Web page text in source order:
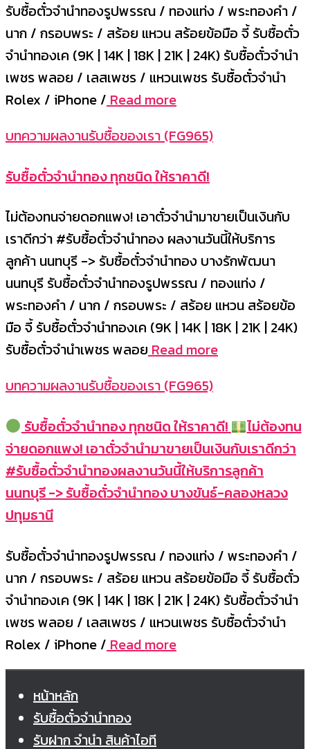
รับซื้อตั๋วจำนำทองรูปพรรณ / ทองแท่ง / พระทองคำ /
นาก / กรอบพระ / สร้อย แหวน สร้อยข้อมือ จี้ รับซื้อตั๋ว
จำนำทองเค (9K | 14K | 18K | 21K | 24K) รับซื้อตั๋วจำนำ
เพชร พลอย / เลสเพชร / แหวนเพชร รับซื้อตั๋วจำนำ
Rolex / iPhone /Read more
บทความผลงานรับซื้อของเรา (FG965)
รับซื้อตั๋วจำนำทอง ทุกชนิด ให้ราคาดี!
ไม่ต้องทนจ่ายดอกแพง! เอาตั๋วจำนำมาขายเป็นเงินกับ
เราดีกว่า #รับซื้อตั๋วจำนำทอง ผลงานวันนี้ให้บริการ
ลูกค้า นนทบุรี -> รับซื้อตั๋วจำนำทอง บางรักพัฒนา
นนทบุรี รับซื้อตั๋วจำนำทองรูปพรรณ / ทองแท่ง /
พระทองคำ / นาก / กรอบพระ / สร้อย แหวน สร้อยข้อ
มือ จี้ รับซื้อตั๋วจำนำทองเค (9K | 14K | 18K | 21K | 24K)
รับซื้อตั๋วจำนำเพชร พลอยRead more
บทความผลงานรับซื้อของเรา (FG965)
รับซื้อตั๋วจำนำทอง ทุกชนิด ให้ราคาดี!
ไม่ต้องทน
จ่ายดอกแพง! เอาตั๋วจำนำมาขายเป็นเงินกับเราดีกว่า
#รับซื้อตั๋วจำนำทองผลงานวันนี้ให้บริการลูกค้า
นนทบุรี -> รับซื้อตั๋วจำนำทอง บางขันธ์-คลองหลวง
ปทุมธานี
รับซื้อตั๋วจำนำทองรูปพรรณ / ทองแท่ง / พระทองคำ /
นาก / กรอบพระ / สร้อย แหวน สร้อยข้อมือ จี้ รับซื้อตั๋ว
จำนำทองเค (9K | 14K | 18K | 21K | 24K) รับซื้อตั๋วจำนำ
เพชร พลอย / เลสเพชร / แหวนเพชร รับซื้อตั๋วจำนำ
Rolex / iPhone / Read more
หน้าหลัก
รับซื้อตั๋วจำนำทอง
รับฝาก จำนำ สินค้าไอที